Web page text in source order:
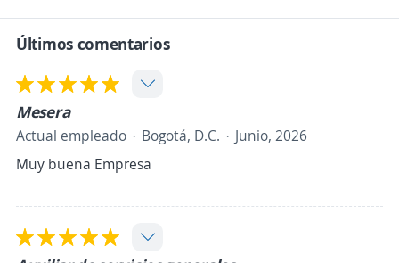
Últimos comentarios
Mesera
Actual empleado Bogotá, D.C.
Junio, 2026
Muy buena Empresa